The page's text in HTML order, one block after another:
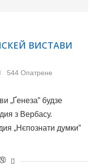
ВИСТАВИ
544 Опатрене
„Ґенеза” будзе
з Вербасу.
„Нєпознати думки”